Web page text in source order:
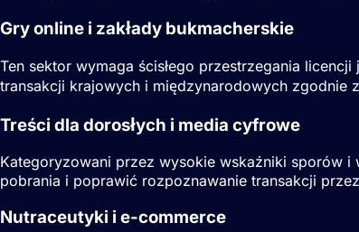
Gry online i zakłady bukmacherskie
Ten sektor wymaga ścisłego przestrzegania
transakcji krajowych i międzynarodowych zgodnie
Treści dla dorosłych i media cyfrowe
Kategoryzowani przez wysokie wskaźniki sporów
pobrania i poprawić rozpoznawanie transakcji
Nutraceutyki i e-commerce